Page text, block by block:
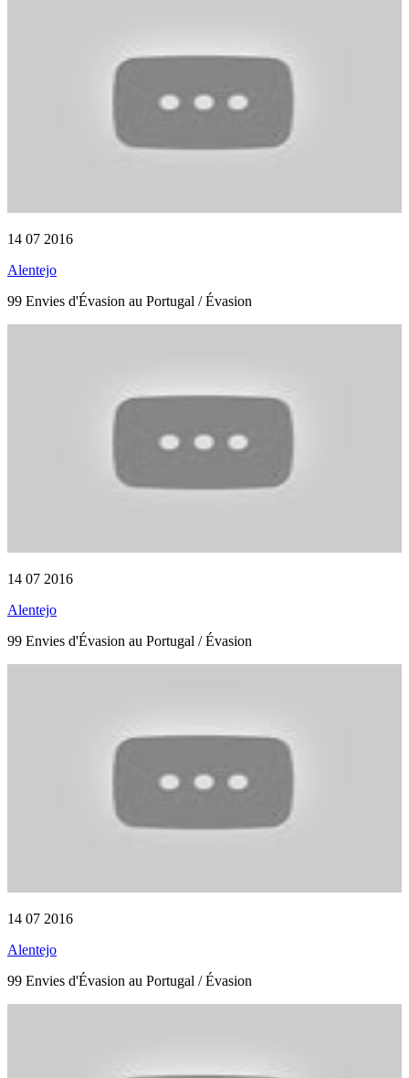
14 07 2016
Alentejo
99 Envies d'Évasion au Portugal / Évasion
14 07 2016
Alentejo
99 Envies d'Évasion au Portugal / Évasion
14 07 2016
Alentejo
99 Envies d'Évasion au Portugal / Évasion